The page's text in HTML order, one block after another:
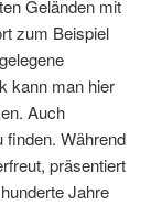
Geländen mit
zum Beispiel
kann man hier
Auch
finden. Während
präsentiert
Jahre